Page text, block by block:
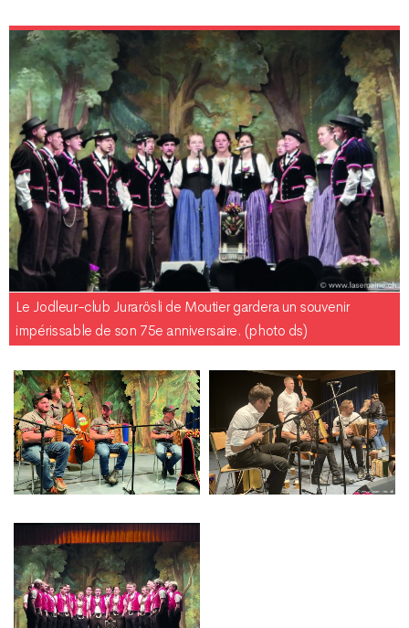
Le Jodleur-club Jurarösli de Moutier gardera un souvenir
impérissable de son 75e anniversaire. (photo ds)